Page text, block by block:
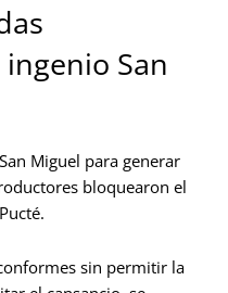
San
Miguel para generar
bloquearon el
sin permitir la